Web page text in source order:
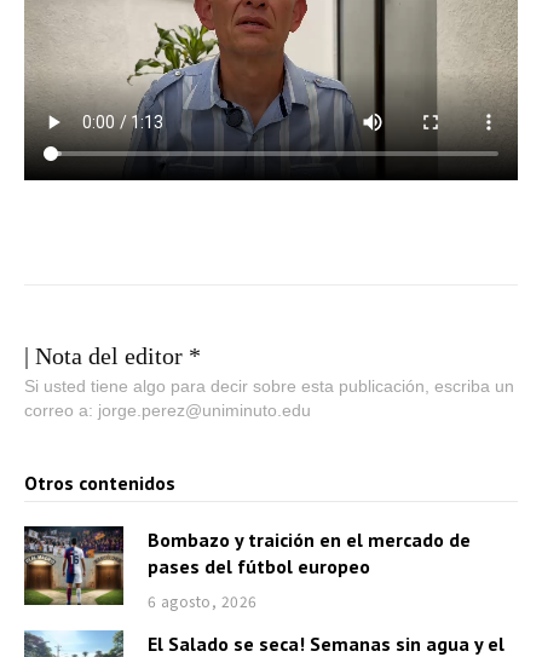
| Nota del editor *
Si usted tiene algo para decir sobre esta publicación, escriba un
correo a: jorge.perez@uniminuto.edu
Otros contenidos
Bombazo y traición en el mercado de
pases del fútbol europeo
6 agosto, 2026
El Salado se seca! Semanas sin agua y el